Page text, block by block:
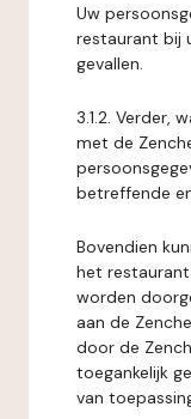
Uw
restaurant bij
gevallen.
3.1.2. Verder,
met de
betreffende
Bovendien
het
worden
aan de
door de
toegankelijk
van